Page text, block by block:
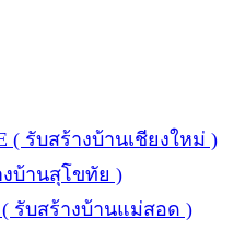
( รับสร้างบ้านเชียงใหม่ )
งบ้านสุโขทัย )
( รับสร้างบ้านแม่สอด )